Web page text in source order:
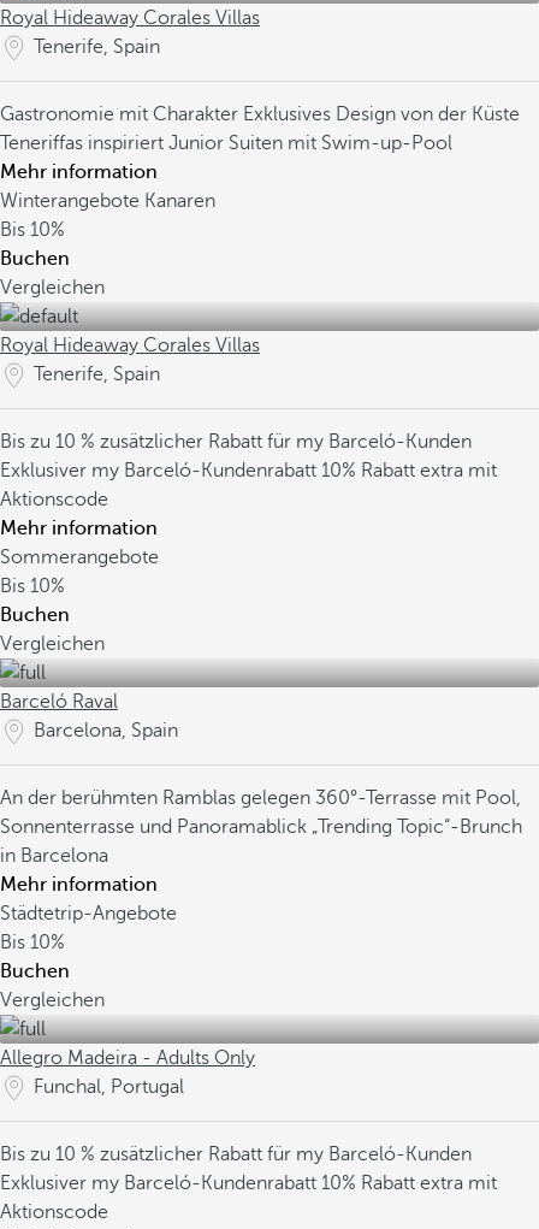
Royal Hideaway Corales Villas
Tenerife, Spain
Gastronomie mit Charakter Exklusives Design von der Küste
Teneriffas inspiriert Junior Suiten mit Swim-up-Pool
Mehr information
Winterangebote Kanaren
Bis 10%
Buchen
Vergleichen
Royal Hideaway Corales Villas
Tenerife, Spain
Bis zu 10 % zusätzlicher Rabatt für my Barceló-Kunden
Exklusiver my Barceló-Kundenrabatt 10% Rabatt extra mit
Aktionscode
Mehr information
Sommerangebote
Bis 10%
Buchen
Vergleichen
Barceló Raval
Barcelona, Spain
An der berühmten Ramblas gelegen 360°-Terrasse mit Pool,
Sonnenterrasse und Panoramablick „Trending Topic“-Brunch
in Barcelona
Mehr information
Städtetrip-Angebote
Bis 10%
Buchen
Vergleichen
Allegro Madeira - Adults Only
Funchal, Portugal
Bis zu 10 % zusätzlicher Rabatt für my Barceló-Kunden
Exklusiver my Barceló-Kundenrabatt 10% Rabatt extra mit
Aktionscode